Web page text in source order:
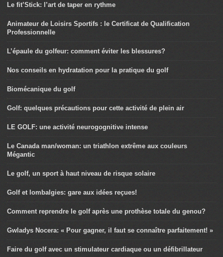
Le fit’Stick: l’art de taper en rythme
Animateur de Loisirs Sportifs : le Certificat de Qualification
Professionnelle
L’épaule du golfeur: comment éviter les blessures?
Nos conseils en hydratation pour la pratique du golf
Biomécanique du golf
Golf: quelques précautions pour cette activité de plein air
LE GOLF: une activité neurogognitive intense
Le Canada man/woman: un triathlon extrême aux couleurs
Mégantic
Le golf, un sport à haut niveau de risque solaire
Golf et lombalgies: gare aux idées reçues!
Comment reprendre le golf après une prothèse totale du genou?
Gwladys Nocera: « Pour gagner, il faut se connaître parfaitement! »
Faire du golf avec un stimulateur cardiaque ou un défibrillateur